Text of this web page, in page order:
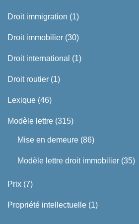
Droit immigration (1)
Droit immobilier (30)
Droit international (1)
Droit routier (1)
Lexique (46)
Modèle lettre (315)
Mise en demeure (86)
Modèle lettre droit immobilier (35)
Prix (7)
Propriété intellectuelle (1)